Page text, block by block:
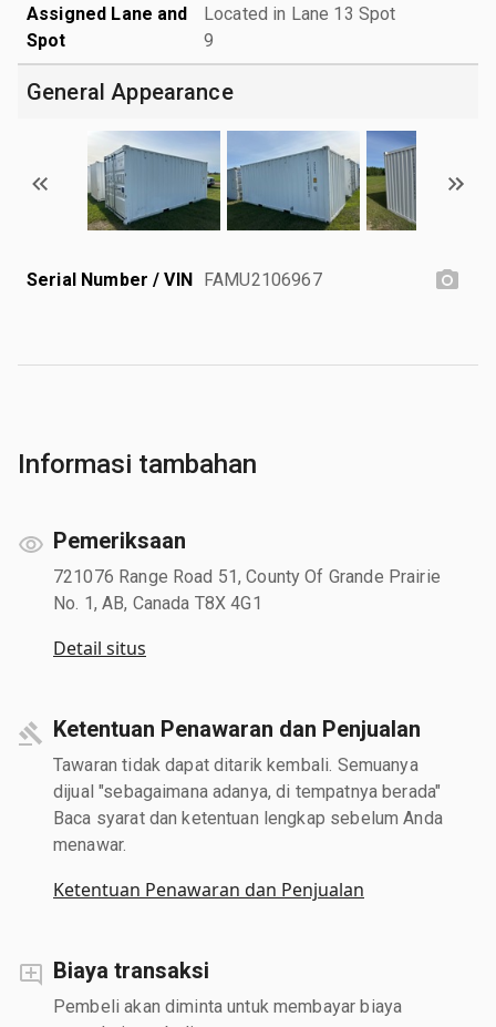
Assigned Lane and
Spot
Located in Lane 13 Spot
9
General Appearance
Serial Number / VIN FAMU2106967
Informasi tambahan
Pemeriksaan
721076 Range Road 51, County Of Grande Prairie
No. 1, AB, Canada T8X 4G1
Detail situs
Ketentuan Penawaran dan Penjualan
Tawaran tidak dapat ditarik kembali. Semuanya
dijual "sebagaimana adanya, di tempatnya berada"
Baca syarat dan ketentuan lengkap sebelum Anda
menawar.
Ketentuan Penawaran dan Penjualan
Biaya transaksi
Pembeli akan diminta untuk membayar biaya